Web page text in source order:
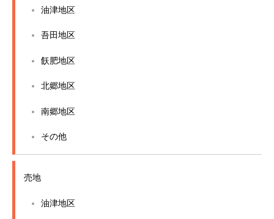
油津地区
吾田地区
飫肥地区
北郷地区
南郷地区
その他
売地
油津地区